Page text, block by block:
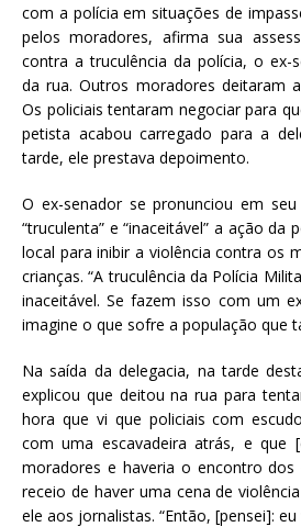
com a polícia em situações de
pelos moradores, afirma sua
contra a truculência da polícia, o ex-
da rua. Outros moradores deitaram
Os policiais tentaram negociar para
petista acabou carregado para a
tarde, ele prestava depoimento.
O ex-senador se pronunciou em
“truculenta” e “inaceitável” a ação da
local para inibir a violência contra os
crianças. “A truculência da Polícia
inaceitável. Se fazem isso com um
imagine o que sofre a população que
Na saída da delegacia, na tarde
explicou que deitou na rua para
hora que vi que policiais com
com uma escavadeira atrás, e que
moradores e haveria o encontro
receio de haver uma cena de
ele aos jornalistas. “Então, [pensei]: